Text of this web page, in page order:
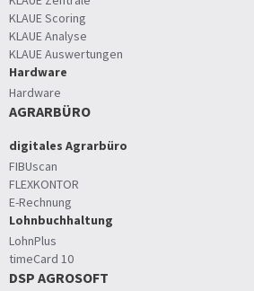
KLAUE Scoring
KLAUE Analyse
KLAUE Auswertungen
Hardware
Hardware
AGRARBÜRO
digitales Agrarbüro
FIBUscan
FLEXKONTOR
E-Rechnung
Lohnbuchhaltung
LohnPlus
timeCard 10
DSP AGROSOFT